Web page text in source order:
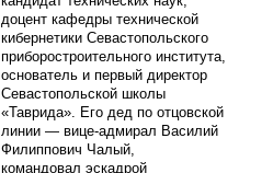
доцент кафедры технической
кибернетики Севастопольского
приборостроительного института,
основатель и первый директор
Севастопольской школы
«Таврида». Его дед по отцовской
линии — вице-адмирал Василий
Филиппович Чалый,
командовал эскадрой